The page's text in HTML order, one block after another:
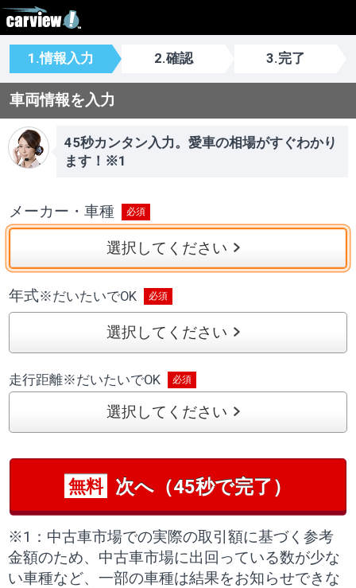
1.情報入力 2.確認 3.完了
車両情報を入力
45秒カンタン入力。愛車の相場がすぐわかり
ます！※1
メーカー・車種
選択してください
年式※だいたいでOK
選択してください
走行距離※だいたいでOK
選択してください
無料 次へ（45秒で完了）
※1：中古車市場での実際の取引額に基づく参考
金額のため、中古車市場に出回っている数が少な
い車種など、一部の車種は結果をお知らせできな